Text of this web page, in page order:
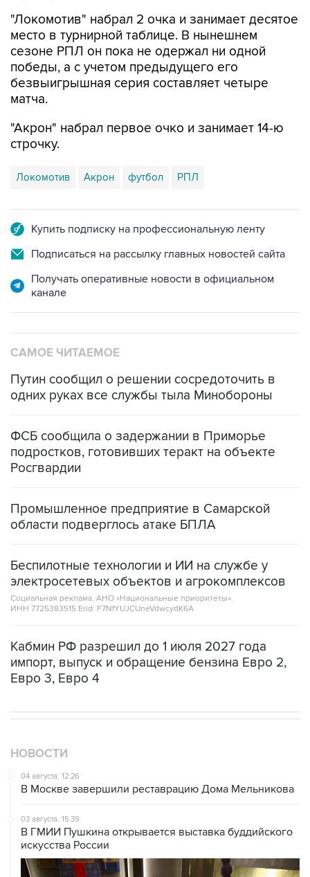
"Локомотив" набрал 2 очка и занимает десятое
место в турнирной таблице. В нынешнем
сезоне РПЛ он пока не одержал ни одной
победы, а с учетом предыдущего его
безвыигрышная серия составляет четыре
матча.
"Акрон" набрал первое очко и занимает 14-ю
строчку.
Локомотив Акрон футбол РПЛ
Купить подписку на профессиональную ленту
Подписаться на рассылку главных новостей сайта
Получать оперативные новости в официальном
канале
САМОЕ ЧИТАЕМОЕ
Путин сообщил о решении сосредоточить в
одних руках все службы тыла Минобороны
ФСБ сообщила о задержании в Приморье
подростков, готовивших теракт на объекте
Росгвардии
Промышленное предприятие в Самарской
области подверглось атаке БПЛА
Беспилотные технологии и ИИ на службе у
электросетевых объектов и агрокомплексов
Социальная реклама, АНО «Национальные приоритеты».
ИНН 7725383515 Erid: F7NfYUJCUneVdwcydK6A
Кабмин РФ разрешил до 1 июля 2027 года
импорт, выпуск и обращение бензина Евро 2,
Евро 3, Евро 4
НОВОСТИ
04 августа, 12:26
В Москве завершили реставрацию Дома Мельникова
03 августа, 15:39
В ГМИИ Пушкина открывается выставка буддийского
искусства России